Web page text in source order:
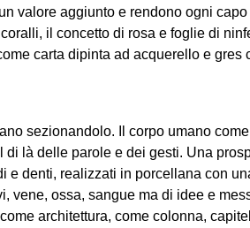
valore aggiunto e rendono ogni
il concetto di rosa e foglie di
carta dipinta ad acquerello e
sezionandolo. Il corpo umano
di là delle parole e dei gesti. Una
e denti, realizzati in porcellana con
vene, ossa, sangue ma di idee e
architettura, come colonna,